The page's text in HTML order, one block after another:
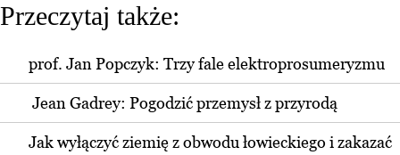
Przeczytaj także:
prof. Jan Popczyk: Trzy fale elektroprosumeryzmu
Jean Gadrey: Pogodzić przemysł z przyrodą
Jak wyłączyć ziemię z obwodu łowieckiego i zakazać